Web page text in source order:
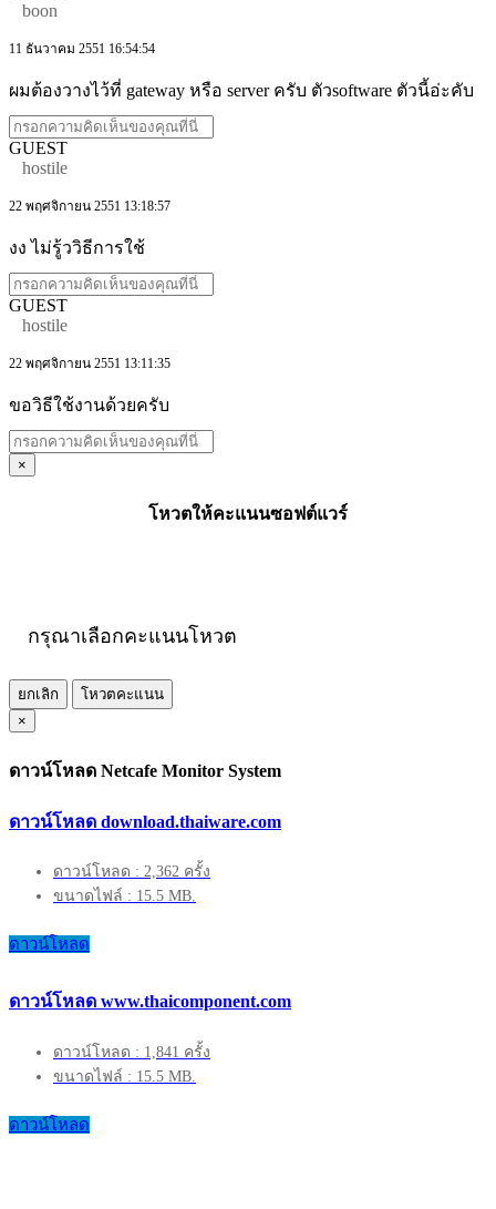
boon
11 ธันวาคม 2551 16:54:54
ผมต้องวางไว้ที่ gateway หรือ server ครับ ตัวsoftware ตัวนี้อ่ะคับ
GUEST
hostile
22 พฤศจิกายน 2551 13:18:57
งง ไม่รู้ววิธีการใช้
GUEST
hostile
22 พฤศจิกายน 2551 13:11:35
ขอวิธีใช้งานด้วยครับ
×
โหวตให้คะแนนซอฟต์แวร์
กรุณาเลือกคะแนนโหวต
ยกเลิก
โหวตคะแนน
×
ดาวน์โหลด Netcafe Monitor System
ดาวน์โหลด download.thaiware.com
ดาวน์โหลด : 2,362 ครั้ง
ขนาดไฟล์ : 15.5 MB.
ดาวน์โหลด
ดาวน์โหลด www.thaicomponent.com
ดาวน์โหลด : 1,841 ครั้ง
ขนาดไฟล์ : 15.5 MB.
ดาวน์โหลด